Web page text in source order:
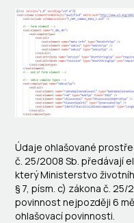
Údaje ohlašované
č. 25/2008 Sb. předávají
který Ministerstvo
§ 7, písm. c) zákona č.
povinnost nejpozději 6
ohlašovací povinnosti.